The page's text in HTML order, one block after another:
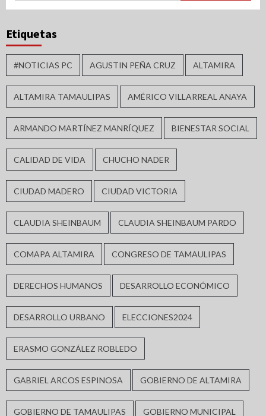
Etiquetas
#NOTICIAS PC AGUSTIN PEÑA CRUZ ALTAMIRA
ALTAMIRA TAMAULIPAS AMÉRICO VILLARREAL ANAYA
ARMANDO MARTÍNEZ MANRÍQUEZ BIENESTAR SOCIAL
CALIDAD DE VIDA CHUCHO NADER
CIUDAD MADERO CIUDAD VICTORIA
CLAUDIA SHEINBAUM CLAUDIA SHEINBAUM PARDO
COMAPA ALTAMIRA CONGRESO DE TAMAULIPAS
DERECHOS HUMANOS DESARROLLO ECONÓMICO
DESARROLLO URBANO ELECCIONES2024
ERASMO GONZÁLEZ ROBLEDO
GABRIEL ARCOS ESPINOSA GOBIERNO DE ALTAMIRA
GOBIERNO DE TAMAULIPAS GOBIERNO MUNICIPAL